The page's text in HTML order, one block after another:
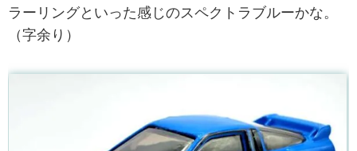
ラーリングといった感じのスペクトラブルーかな。
（字余り）